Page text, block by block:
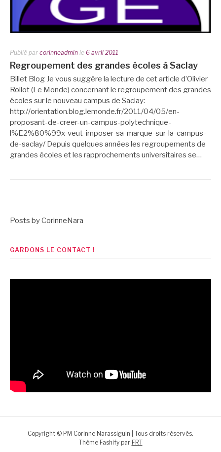
Publié par corinneadmin le 6 avril 2011
Regroupement des grandes écoles à Saclay
Billet Blog Je vous suggère la lecture de cet article d’Olivier
Rollot (Le Monde) concernant le regroupement des grandes
écoles sur le nouveau campus de Saclay:
http://orientation.blog.lemonde.fr/2011/04/05/en-
proposant-de-creer-un-campus-polytechnique-
l%E2%80%99x-veut-imposer-sa-marque-sur-la-campus-
de-saclay/ Depuis quelques années les regroupements de
grandes écoles et les rapprochements universitaires se…
Posts by CorinneNara
GARDONS LE CONTACT !
Copyright © PM Corinne Narassiguin | Tous droits réservés.
Thème Fashify par FRT